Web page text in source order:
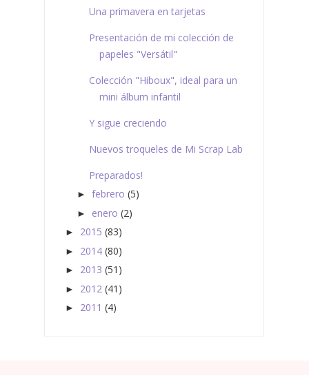
Una primavera en tarjetas
Presentación de mi colección de
papeles "Versátil"
Colección "Hiboux", ideal para un
mini álbum infantil
Y sigue creciendo
Nuevos troqueles de Mi Scrap Lab
Preparados!
► febrero (5)
► enero (2)
► 2015 (83)
► 2014 (80)
► 2013 (51)
► 2012 (41)
► 2011 (4)